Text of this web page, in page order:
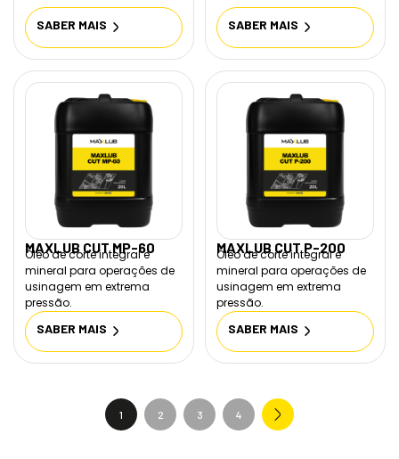
SABER MAIS SABER MAIS
MAXLUB CUT MP-60
Óleo de corte integral e
mineral para operações de
usinagem em extrema
pressão.
SABER MAIS
MAXLUB CUT P-200
Óleo de corte integral e
mineral para operações de
usinagem em extrema
pressão.
SABER MAIS
1 2 3 4